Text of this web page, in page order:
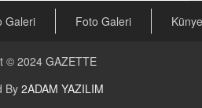
Suriye
YORUMU
Galeri Foto Galeri Künye
© 2024 GAZETTE
By 2ADAM YAZILIM